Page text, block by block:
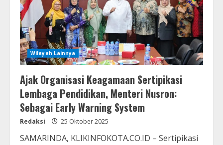
Wilayah Lainnya
Ajak Organisasi Keagamaan Sertipikasi
Lembaga Pendidikan, Menteri Nusron:
Sebagai Early Warning System
Redaksi 25 Oktober 2025
SAMARINDA, KLIKINFOKOTA.CO.ID – Sertipikasi